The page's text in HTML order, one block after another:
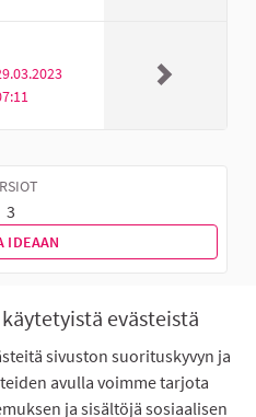
evästeistä
sivuston suorituskyvyn ja
avulla voimme tarjota
ja sisältöjä sosiaalisen
3
IDEAAN